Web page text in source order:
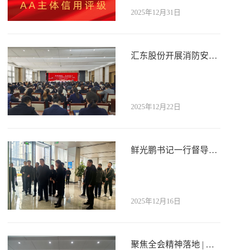
2025年12月31日
汇东股份开展消防安全大培训活动
2025年12月22日
鲜光鹏书记一行督导瑞祥康养中心安全工作
2025年12月16日
聚焦全会精神落地 | 汇东股份公司承办国资系统“深学党的二十届四中全会精神 争做国有资产忠诚卫士”主题党日活动